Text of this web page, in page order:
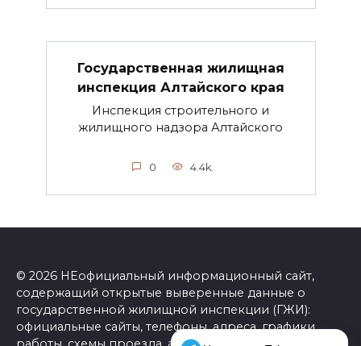
Государственная жилищная
инспекция Алтайского края
Инспекция строительного и
жилищного надзора Алтайского
0 4.4k.
© 2026 НЕофициальный информационный сайт,
содержащий открытые выверенные данные о
государственной жилищной инспекции (ГЖИ):
официальные сайты, телефоны, адреса, графики